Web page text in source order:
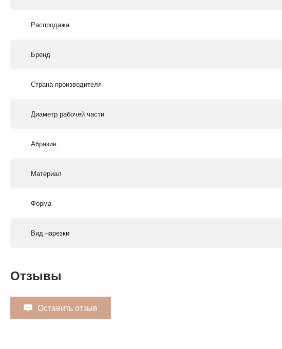
Распродажа
Бренд
Страна производителя
Диаметр рабочей части
Абразив
Материал
Форма
Вид нарезки
Отзывы
Оставить отзыв